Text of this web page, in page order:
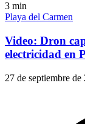
3 min
Playa del Carmen
Video: Dron
electricidad en
27 de septiembre de